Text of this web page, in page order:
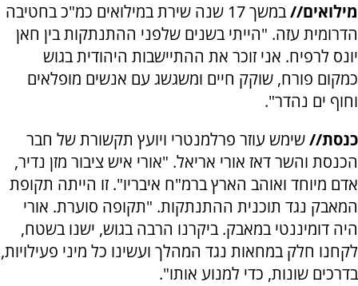
מילואים//
במשך 17 שנה שירת במילואים כמ"כ בחטיבה
הדרומית עזה. "הייתי בשנים שלפני ההתנתקות בין חאן
יונס לרפיח. אני זוכר את ההתיישבות היהודית בגוש
כמקום פורח, שוקק חיים ומשגשג עם אנשים מופלאים
וחוף ים נהדר".
כנסת//שימש עוזר פרלמנטרי ויועץ תקשורת של חבר
הכנסת והשר דאז אורי אריאל. "אורי איש ציבור מזן נדיר,
אדם מיוחד ואוהב הארץ ברמ"ח איבריו". זו הייתה תקופת
המאבק נגד תוכנית ההתנתקות. "תקופה סוערת. אורי
היה דומיננטי במאבק. ביקרנו הרבה בגוש, ישנו בשטח,
לקחנו חלק במחאות נגד המהלך ועשינו כל מיני פעילויות,
בדרכים שונות, כדי למנוע אותו".